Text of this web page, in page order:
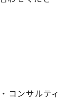
コンサルティ